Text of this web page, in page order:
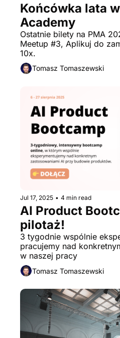
Końcówka lata
Academy
Ostatnie bilety na PMA
Meetup #3, Aplikuj do
10x.
Tomasz Tomaszewski
Jul 17, 2025 • 4 min read
AI Product
pilotaż!
3 tygodnie wspólnie
pracujemy nad
w naszej pracy
Tomasz Tomaszewski